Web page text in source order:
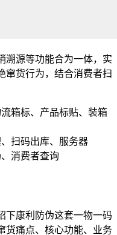
源等功能合为一体，实
窜货行为，结合消费者扫
箱标、产品标贴、装箱
扫码出库、服务器
消费者查询
康利防伪这套一物一码
货痛点、核心功能、业务